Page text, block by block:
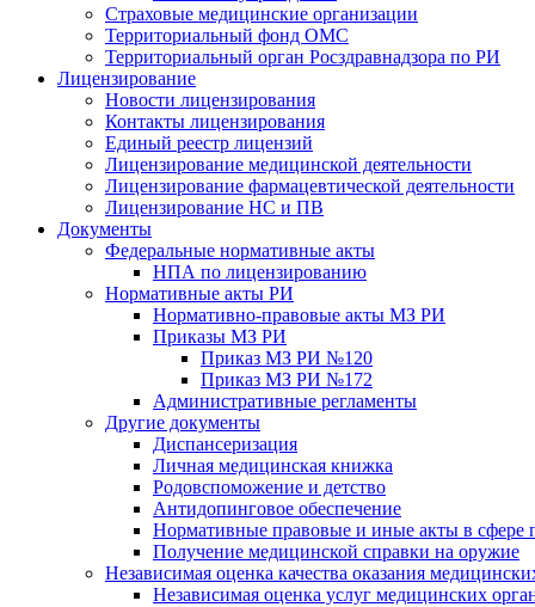
Страховые медицинские организации
Территориальный фонд ОМС
Территориальный орган Росздравнадзора по РИ
Лицензирование
Новости лицензирования
Контакты лицензирования
Единый реестр лицензий
Лицензирование медицинской деятельности
Лицензирование фармацевтической деятельности
Лицензирование НС и ПВ
Документы
Федеральные нормативные акты
НПА по лицензированию
Нормативные акты РИ
Нормативно-правовые акты МЗ РИ
Приказы МЗ РИ
Приказ МЗ РИ №120
Приказ МЗ РИ №172
Административные регламенты
Другие документы
Диспансеризация
Личная медицинская книжка
Родовспоможение и детство
Антидопинговое обеспечение
Нормативные правовые и иные акты в сфере
Получение медицинской справки на оружие
Независимая оценка качества оказания
Независимая оценка услуг медицинскиx